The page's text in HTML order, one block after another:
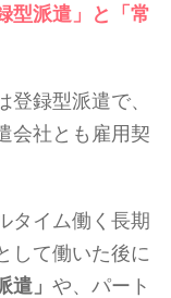
型派遣」と「常
録型派遣で、
会社とも雇用契
タイム働く長期
して働いた後に
遣」 や、パート